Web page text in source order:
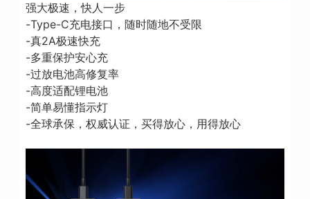
强大极速，快人一步
-Type-C充电接口，随时随地不受限
-真2A极速快充
-多重保护安心充
-过放电池高修复率
-高度适配锂电池
-简单易懂指示灯
-全球承保，权威认证，买得放心，用得放心